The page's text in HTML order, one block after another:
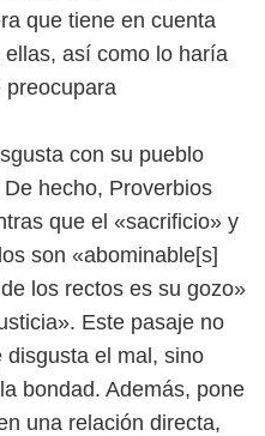
que tiene en cuenta
ellas, así como lo haría
preocupara
con su pueblo
De hecho, Proverbios
que el «sacrificio» y
son «abominable[s]
los rectos es su gozo»
Este pasaje no
disgusta el mal, sino
bondad. Además, pone
una relación directa,